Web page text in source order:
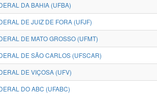
DA BAHIA (UFBA)
DE JUIZ DE FORA (UFJF)
DE MATO GROSSO (UFMT)
DE SÃO CARLOS (UFSCAR)
DE VIÇOSA (UFV)
DO ABC (UFABC)